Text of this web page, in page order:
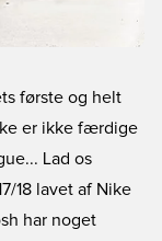
første og helt
er ikke færdige
Lad os
18 lavet af Nike
har noget